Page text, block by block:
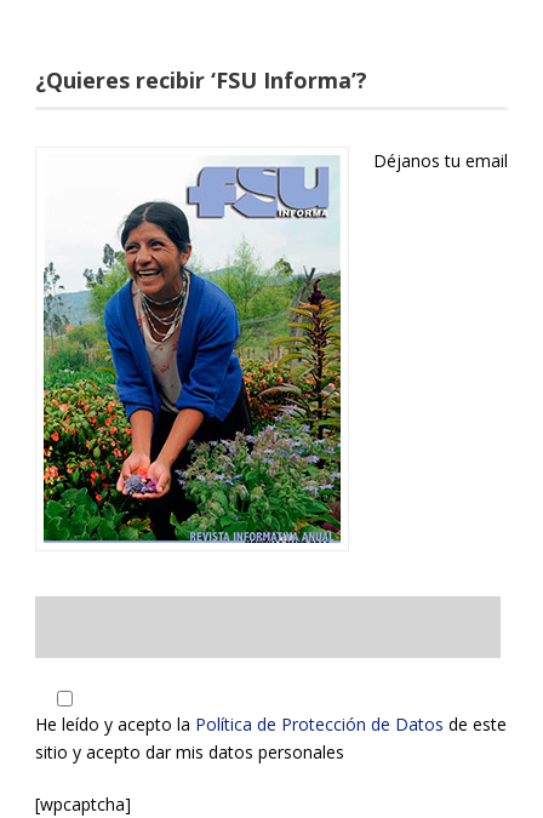
¿Quieres recibir ‘FSU Informa’?
Déjanos tu email
He leído y acepto la Política de Protección de Datos de este
sitio y acepto dar mis datos personales
[wpcaptcha]